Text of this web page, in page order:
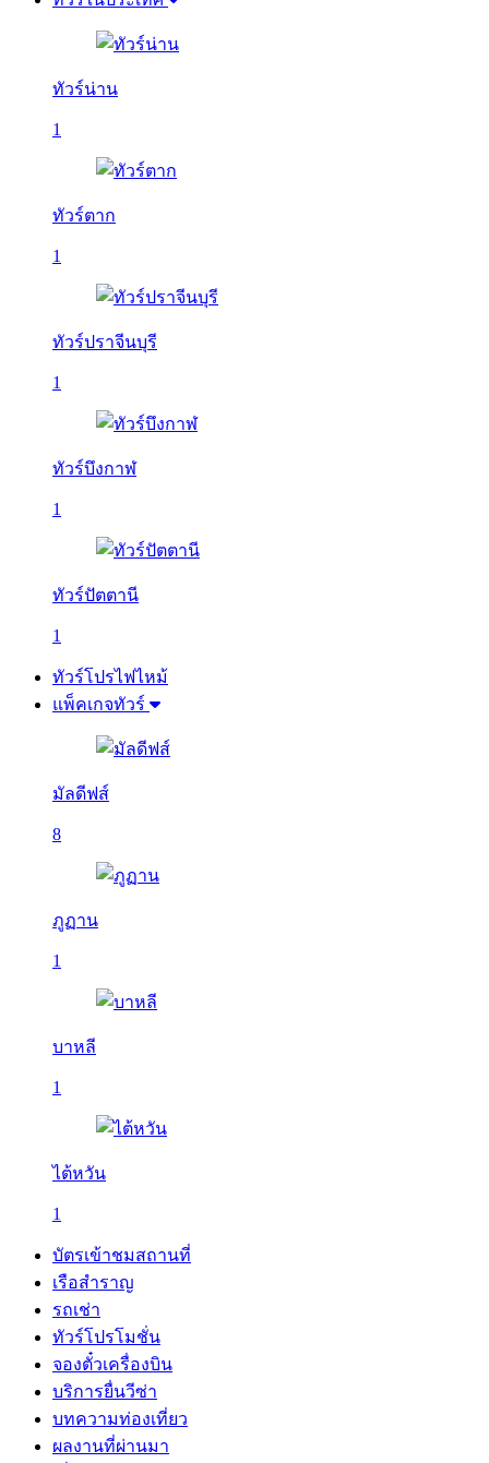
ทัวร์น่าน
1
ทัวร์ตาก
1
ทัวร์ปราจีนบุรี
1
ทัวร์บึงกาฬ
1
ทัวร์ปัตตานี
1
ทัวร์โปรไฟไหม้
แพ็คเกจทัวร์
มัลดีฟส์
8
ภูฏาน
1
บาหลี
1
ไต้หวัน
1
บัตรเข้าชมสถานที่
เรือสำราญ
รถเช่า
ทัวร์โปรโมชั่น
จองตั๋วเครื่องบิน
บริการยื่นวีซ่า
บทความท่องเที่ยว
ผลงานที่ผ่านมา